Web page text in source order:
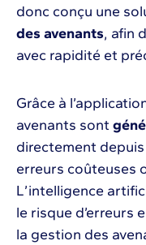
donc conçu une
des avenants, afin
avec rapidité et
Grâce à
avenants sont
directement depuis
erreurs coûteuses
L’intelligence
le risque d’erreurs
la gestion des